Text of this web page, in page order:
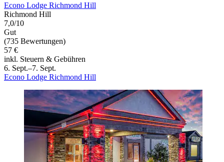
Econo Lodge Richmond Hill
Richmond Hill
7,0/10
Gut
(735 Bewertungen)
57 €
inkl. Steuern & Gebühren
6. Sept.–7. Sept.
Econo Lodge Richmond Hill